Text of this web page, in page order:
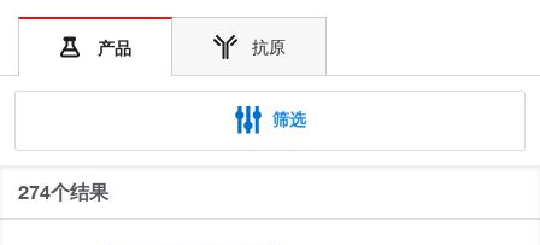
产品 抗原
筛选
274个结果